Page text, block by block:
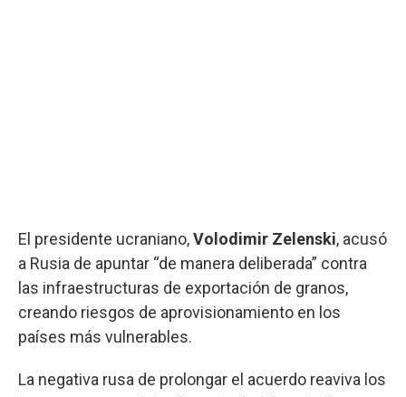
El presidente ucraniano,Volodimir Zelenski, acusó
a Rusia de apuntar “de manera deliberada” contra
las infraestructuras de exportación de granos,
creando riesgos de aprovisionamiento en los
países más vulnerables.
La negativa rusa de prolongar el acuerdo reaviva los